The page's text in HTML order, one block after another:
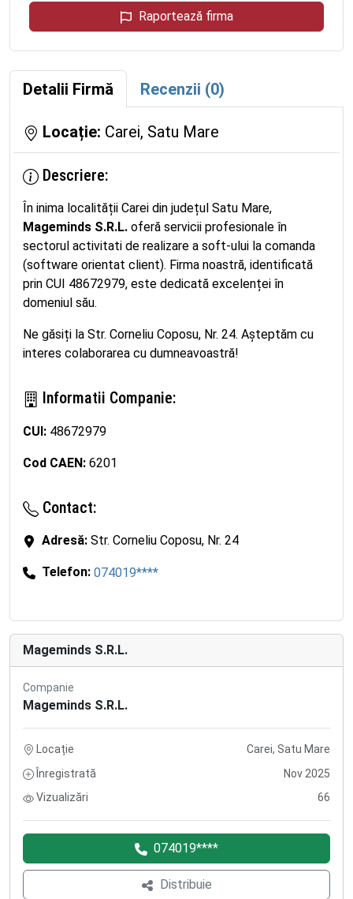
Raportează firma
Detalii Firmă Recenzii (0)
Locație: Carei, Satu Mare
Descriere:
În inima localității Carei din județul Satu Mare,
Mageminds S.R.L. oferă servicii profesionale în
sectorul activitati de realizare a soft-ului la comanda
(software orientat client). Firma noastră, identificată
prin CUI 48672979, este dedicată excelenței în
domeniul său.
Ne găsiți la Str. Corneliu Coposu, Nr. 24. Așteptăm cu
interes colaborarea cu dumneavoastră!
Informatii Companie:
CUI: 48672979
Cod CAEN: 6201
Contact:
Adresă: Str. Corneliu Coposu, Nr. 24
Telefon: 074019****
Mageminds S.R.L.
Companie
Mageminds S.R.L.
Locație
Carei, Satu Mare
Înregistrată
Nov 2025
Vizualizări
66
074019****
Distribuie